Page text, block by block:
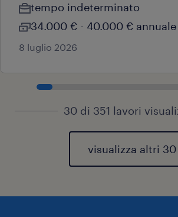
tempo indeterminato
34.000 € - 40.000 € annuale
8 luglio 2026
30 di 351 lavori
visualizza altri 30